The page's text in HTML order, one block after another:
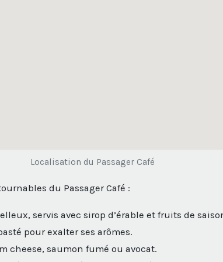
Localisation du Passager Café
du Passager Café :
servis avec sirop d’érable et fruits de
pour exalter ses arômes.
cheese, saumon fumé ou avocat.